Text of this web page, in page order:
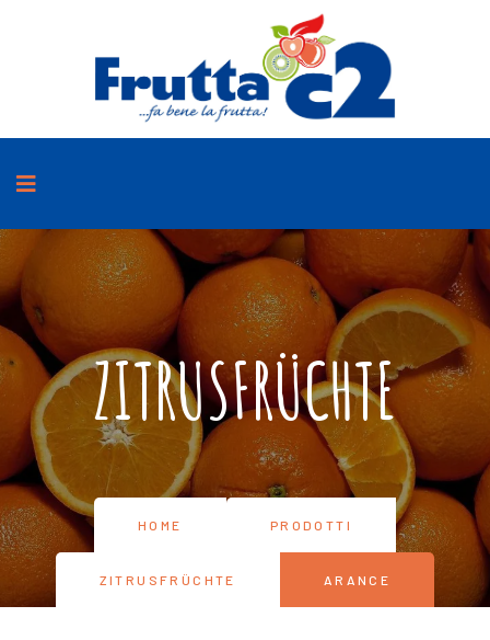
ZITRUSFRÜCHTE
HOME PRODOTTI
ZITRUSFRÜCHTE ARANCE